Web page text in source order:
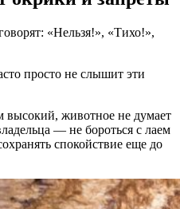
«Нельзя!», «Тихо!»,
просто не слышит эти
высокий, животное не думает
— не бороться с лаем
спокойствие еще до